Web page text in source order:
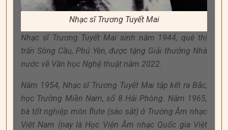
Nhạc sĩ Trương Tuyết Mai
Nhạc sĩ Trương Tuyết Mai sinh năm 1944, quê thị
trấn Sông Cầu, Phú Yên, được tặng Giải thưởng Nhà
nước về Văn học Nghệ thuật năm 2022.
Năm 1954, Nhạc sĩ Trương Tuyết Mai tập kết ra Bắc,
học Trường Miền Nam, số 8 Hải Phòng. Năm 1965,
bà tốt nghiệp môn flute (sáo sắt) ở Trường Âm nhạc
Việt Nam (nay là Học Viện Âm nhạc Quốc gia Việt